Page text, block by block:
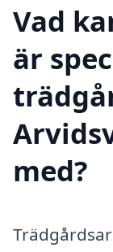
Vad
är
med?